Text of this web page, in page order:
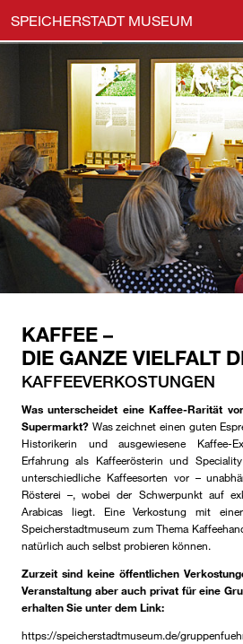
Navigation
SPEICHERSTADT MUSEUM
Speicherstadtmuseum
Öffentliche Führungen
Gruppenführungen
Veranstaltungen
Events & Location
Shop & Gutscheine
Besucherinfos
Impressum & Datenschutz
KAFFEE –
DIE GANZE VIELFALT
KAFFEEVERKOSTUNGEN
Was unterscheidet eine Kaffee-Rarität
Supermarkt? Was zeichnet einen guten
Historikerin und ausgewiesene Kaffee-
Erfahrung als Kaffeerösterin und
unterschiedliche Kaffeesorten vor –
Rösterei –, wobei der Schwerpunkt auf
Arabicas liegt. Eine Verkostung mit
Speicherstadtmuseum zum Thema
natürlich auch selbst probieren können.
Zurzeit sind keine öffentlichen
Veranstaltung aber auch privat für eine
erhalten Sie unter dem Link:
https://speicherstadtmuseum.de/